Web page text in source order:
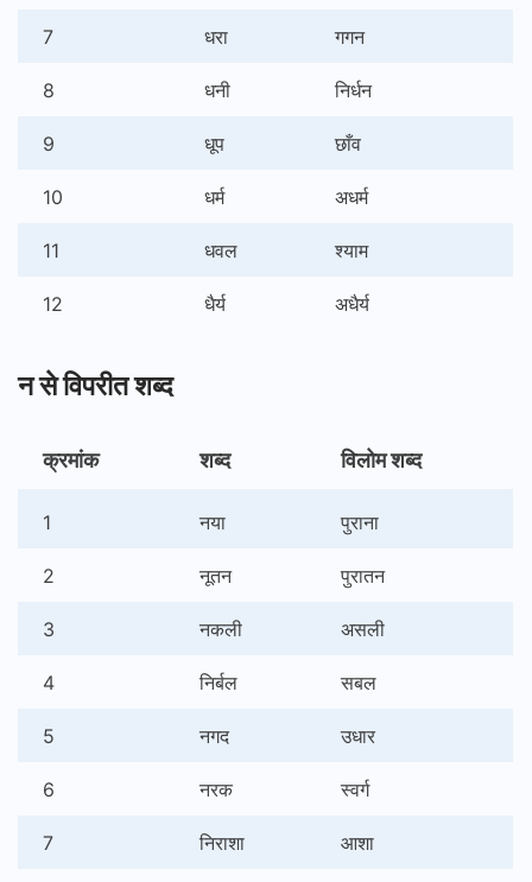
7 धरा गगन
8 धनी निर्धन
9 धूप छाँव
10 धर्म अधर्म
11 धवल श्याम
12 धैर्य अधैर्य
न से विपरीत शब्द
क्रमांक शब्द विलोम शब्द
1 नया पुराना
2 नूतन पुरातन
3 नकली असली
4 निर्बल सबल
5 नगद उधार
6 नरक स्वर्ग
7 निराशा आशा